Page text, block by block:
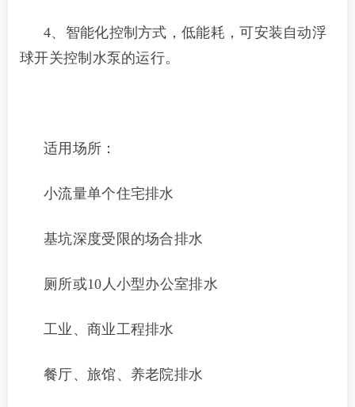
4、智能化控制方式，低能耗，可安装自动浮
球开关控制水泵的运行。
适用场所：
小流量单个住宅排水
基坑深度受限的场合排水
厕所或10人小型办公室排水
工业、商业工程排水
餐厅、旅馆、养老院排水